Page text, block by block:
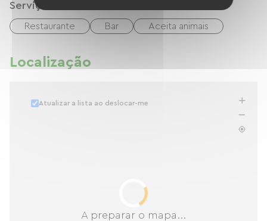
Serviços
Restaurante Bar Aceita animais
Localização
A preparar o mapa...
Atualizar a lista ao deslocar-me